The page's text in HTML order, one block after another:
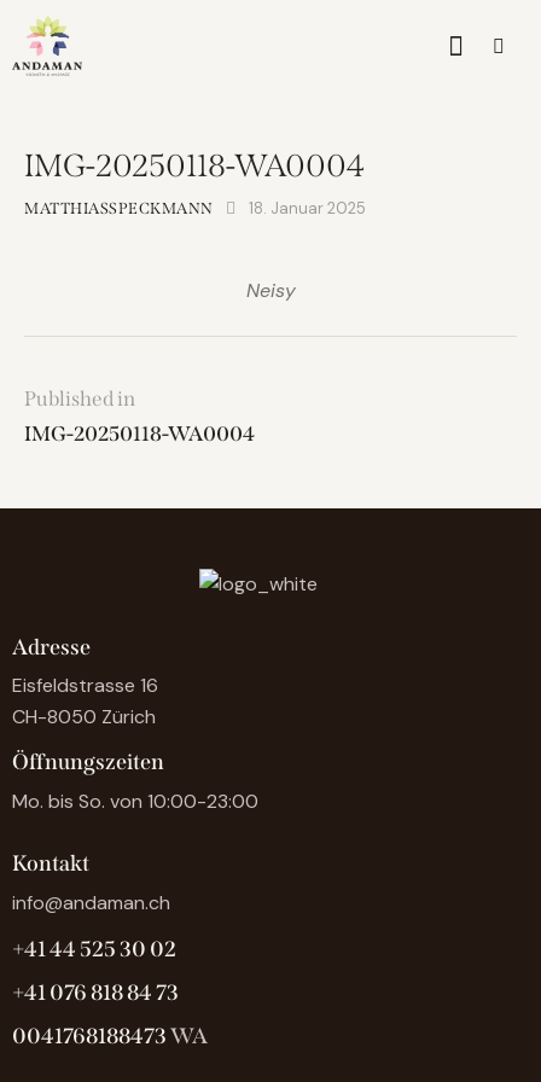
IMG-20250118-WA0004
MATTHIASSPECKMANN 18. Januar 2025
Neisy
Published in
IMG-20250118-WA0004
Adresse
Eisfeldstrasse 16
CH-8050 Zürich
Öffnungszeiten
Mo. bis So. von 10:00-23:00
Kontakt
info@andaman.ch
+41 44 525 30 02
+41 076 818 84 73
0041768188473WA